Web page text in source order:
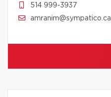
514 999-3937
amranim@sympatico.ca